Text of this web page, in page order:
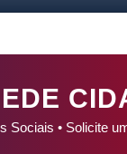
Sociais • Solicite